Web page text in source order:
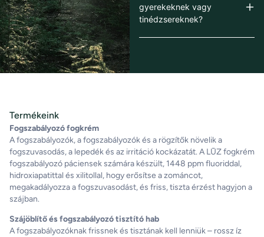
gyerekeknek vagy
tinédzsereknek?
Termékeink
Fogszabályozó fogkrém
A fogszabályozók, a fogszabályozók és a rögzítők növelik a
fogszuvasodás, a lepedék és az irritáció kockázatát. A LŪZ fogkrém
fogszabályozó páciensek számára készült, 1448 ppm fluoriddal,
hidroxiapatittal és xilitollal, hogy erősítse a zománcot,
megakadályozza a fogszuvasodást, és friss, tiszta érzést hagyjon a
szájban.
Szájöblítő és fogszabályozó tisztító hab
A fogszabályozóknak frissnek és tisztának kell lenniük – rossz íz